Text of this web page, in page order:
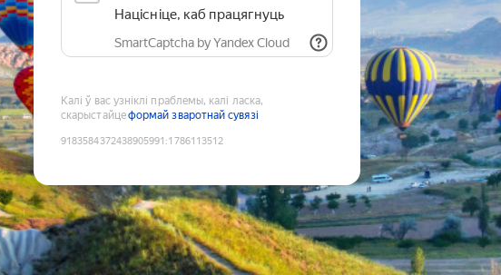
Націсніце, каб працягнуць
SmartCaptcha by Yandex Cloud
Калі ў вас узніклі праблемы, калі ласка,
скарыстайцеформай зваротнай сувязі
9183584372438905991 :1786113512